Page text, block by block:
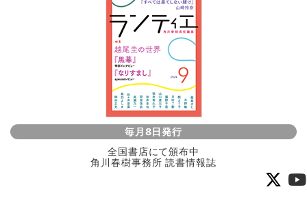
毎月8日発行
全国書店にて頒布中
角川春樹事務所 読書情報誌